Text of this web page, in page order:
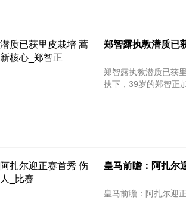
郑智露执教潜质已
郑智露执教潜质已获
扶下，39岁的郑智正
皇马前瞻：阿扎尔
皇马前瞻：阿扎尔迎正赛首秀 伤病